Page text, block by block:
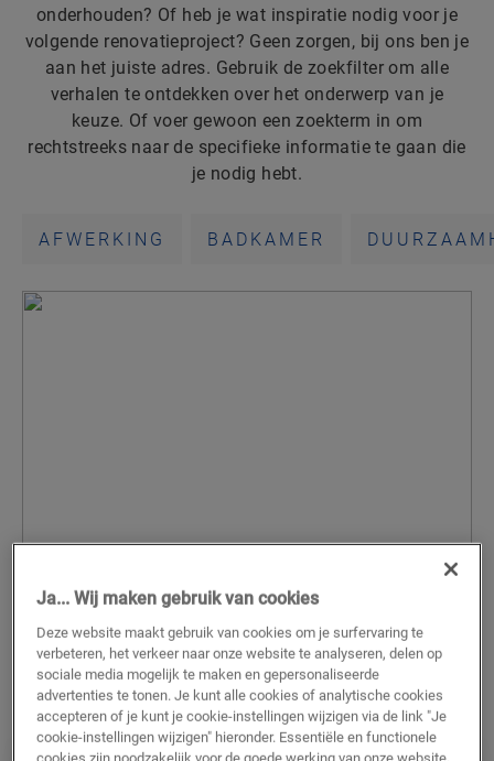
onderhouden? Of heb je wat inspiratie nodig voor je
volgende renovatieproject? Geen zorgen, bij ons ben je
aan het juiste adres. Gebruik de zoekfilter om alle
verhalen te ontdekken over het onderwerp van je
keuze. Of voer gewoon een zoekterm in om
rechtstreeks naar de specifieke informatie te gaan die
je nodig hebt.
AFWERKING BADKAMER
Ja... Wij maken gebruik van cookies
Deze website maakt gebruik van cookies om je surfervaring te
verbeteren, het verkeer naar onze website te analyseren, delen op
sociale media mogelijk te maken en gepersonaliseerde
advertenties te tonen. Je kunt alle cookies of analytische cookies
accepteren of je kunt je cookie-instellingen wijzigen via de link "Je
cookie-instellingen wijzigen" hieronder. Essentiële en functionele